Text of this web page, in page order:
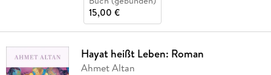
15,00 €
Hayat heißt Leben: Roman
Ahmet Altan